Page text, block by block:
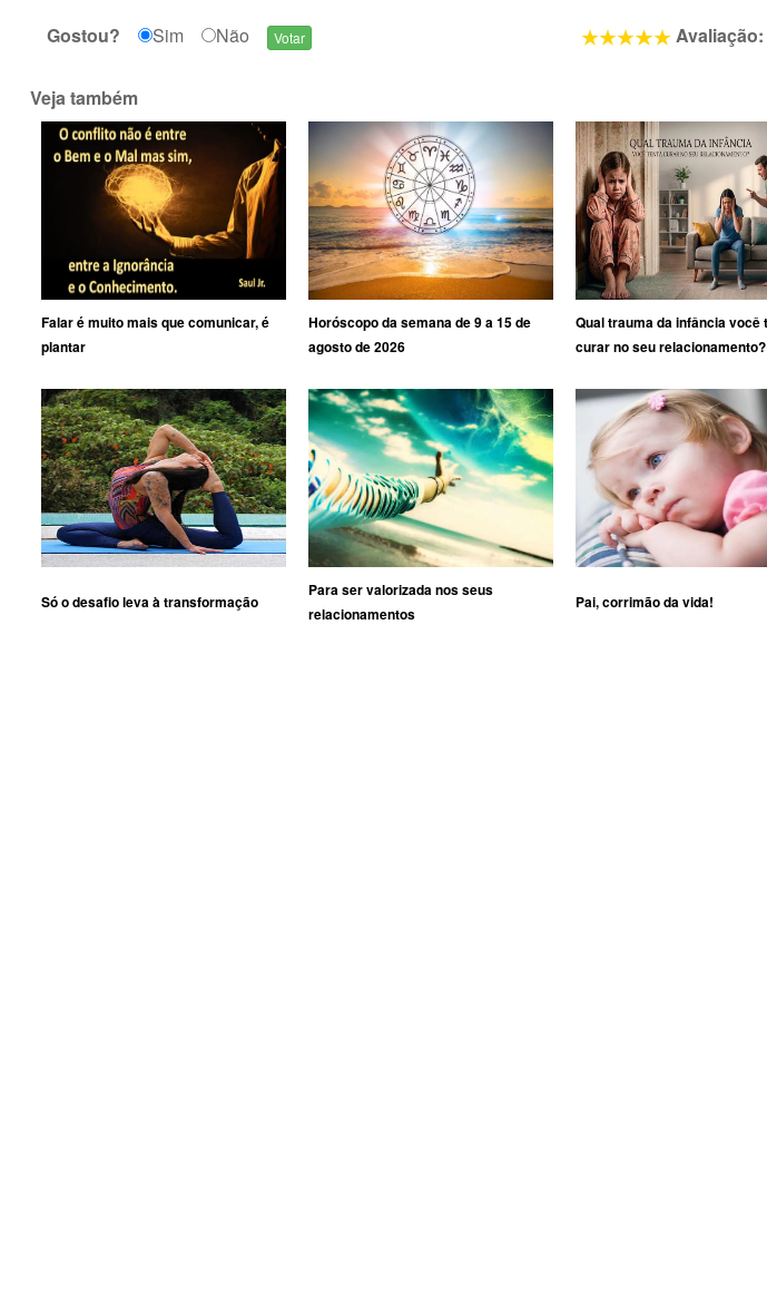
Gostou? Sim Não Avaliação:
Veja também
Falar é muito mais que comunicar, é
plantar
Horóscopo da semana de 9 a 15 de
agosto de 2026
Qual trauma da infância você
curar no seu relacionamento?
Só o desafio leva à transformação
Para ser valorizada nos seus
relacionamentos
Pai, corrimão da vida!